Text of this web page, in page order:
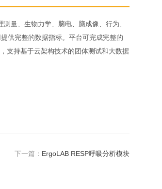
量、生物力学、脑电、脑成像、行为、
供完整的数据指标。平台可完成完整的
支持基于云架构技术的团体测试和大数据
下一篇： ErgoLAB RESP呼吸分析模块